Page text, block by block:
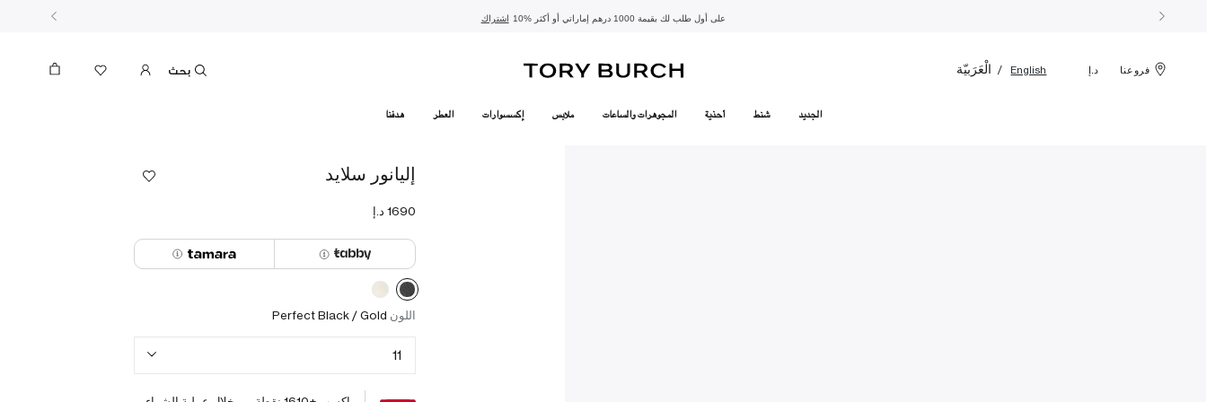
الموسم الجديد: إطلالات العملتسوّقي التشكيلة تشكيلة عيد الأضحىتسوقي اشتراك 10% على أول طلب لك بقيمة 1000 درهم إماراتي أو أكثر تفاصيل - الشحن المجاني تفاصيل - تسوق الآن واستلم في المتجر
فروعنا د.إ English الْعَرَبيّة
الجديد شنط أحذية المجوهرات والساعات ملابس إكسسوارات العطر هدفنا
إليانور سلايد
اللون Perfect Black / Gold
11